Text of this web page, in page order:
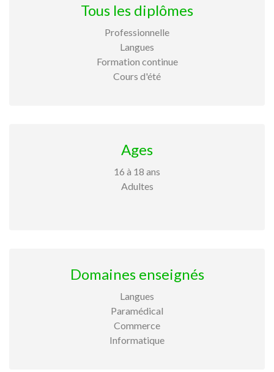
Tous les diplômes
Professionnelle
Langues
Formation continue
Cours d'été
Ages
16 à 18 ans
Adultes
Domaines enseignés
Langues
Paramédical
Commerce
Informatique